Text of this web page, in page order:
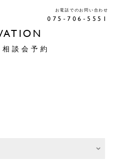
お電話でのお問い合わせ
075-706-5551
談会予約